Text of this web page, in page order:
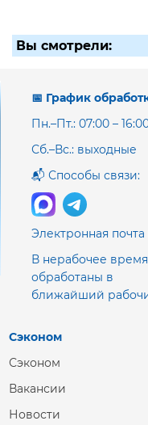
Вы смотрели:
📅 График
Пн.–Пт.: 07:00 –
Сб.–Вс.: выходные
📬 Способы связи:
Электронная
В нерабочее
обработаны в
ближайший
Сэконом
Сэконом
Вакансии
Новости